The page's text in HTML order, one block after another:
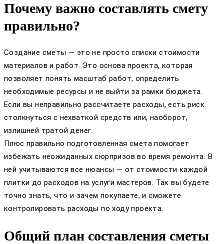
Почему важно составлять смету
правильно?
Создание сметы — это не просто списки стоимости
материалов и работ. Это основа проекта, которая
позволяет понять масштаб работ, определить
необходимые ресурсы и не выйти за рамки бюджета.
Если вы неправильно рассчитаете расходы, есть риск
столкнуться с нехваткой средств или, наоборот,
излишней тратой денег.
Плюс правильно подготовленная смета помогает
избежать неожиданных сюрпризов во время ремонта. В
ней учитываются все нюансы — от стоимости каждой
плитки до расходов на услуги мастеров. Так вы будете
точно знать, что и зачем покупаете, и сможете
контролировать расходы по ходу проекта.
Общий план составления сметы